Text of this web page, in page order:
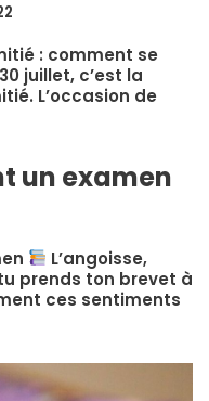
: comment se
juillet, c’est la
L’occasion de
un examen
L’angoisse,
prends ton brevet à
ces sentiments